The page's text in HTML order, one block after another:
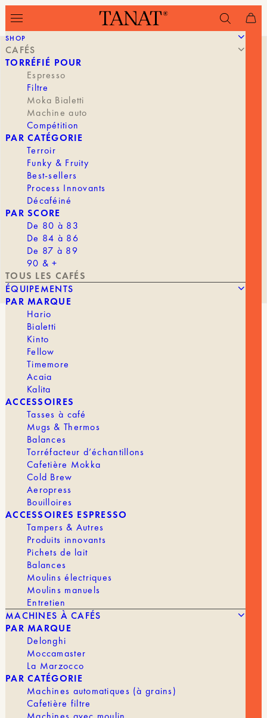
SHOP
CAFÉS
TORRÉFIÉ POUR
Espresso
Filtre
Moka Bialetti
Machine auto
Compétition
PAR CATÉGORIE
Terroir
Funky & Fruity
Best-sellers
Process Innovants
Décaféiné
PAR SCORE
De 80 à 83
De 84 à 86
De 87 à 89
90 & +
TOUS LES CAFÉS
ÉQUIPEMENTS
PAR MARQUE
Hario
Bialetti
Kinto
Fellow
Timemore
Acaia
Kalita
ACCESSOIRES
Tasses à café
Mugs & Thermos
Balances
Torréfacteur d’échantillons
Cafetière Mokka
Cold Brew
Aeropress
Bouilloires
ACCESSOIRES ESPRESSO
Tampers & Autres
Produits innovants
Pichets de lait
Balances
Moulins électriques
Moulins manuels
Entretien
MACHINES À CAFÉS
PAR MARQUE
Delonghi
Moccamaster
La Marzocco
PAR CATÉGORIE
Machines automatiques (à grains)
Cafetière filtre
ROSA BLEND [BIO]
Assemblage
Note de dégustation :
Un café pour les amateurs d’espresso italiens, cet
assemblage d’arabicas composé avec un robusta
révèle des notes intenses de chocolat noir. Un
café avec du corps et une torréfaction idéale pour
une machine auto ou une moka bialetti.
POIDS
JE M'ABONNE ET ÉCONOMISE 10%
En stock
quantité
de
Rosa
Blend
AJOUTER AU PANIER | 9,90 €
VARIÉTÉ
PROCESS